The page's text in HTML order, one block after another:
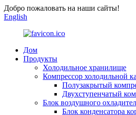
Добро пожаловать на наши сайты!
English
Дом
Продукты
Холодильное хранилище
Компрессор холодильной
Полузакрытый
Двухступенчатый
Блок воздушного
Блок конденсатора